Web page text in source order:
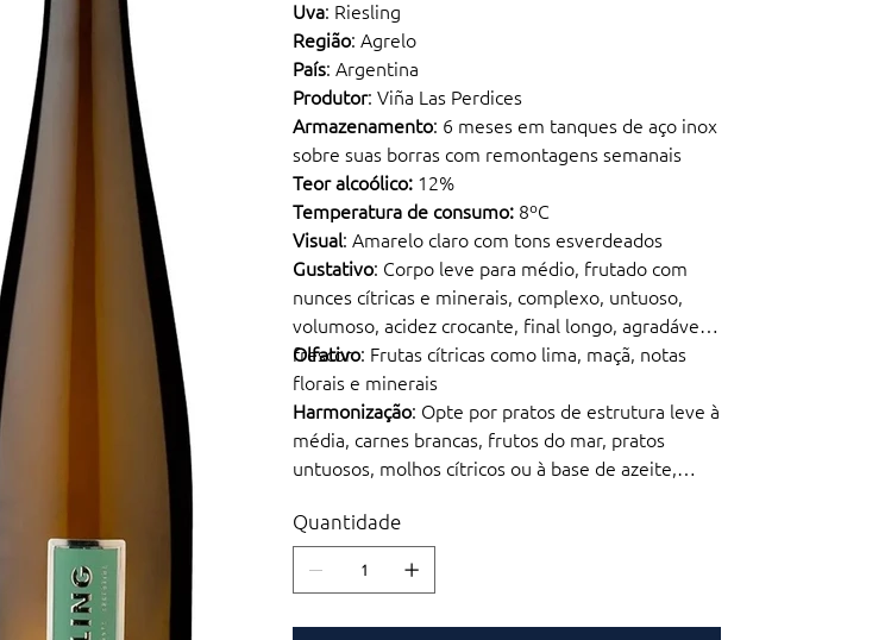
Uva: Riesling
Região: Agrelo
País: Argentina
Produtor: Viña Las Perdices
Armazenamento: 6 meses em tanques de aço inox
sobre suas borras com remontagens semanais
Teor alcoólico: 12%
Temperatura de consumo: 8ºC
Visual: Amarelo claro com tons esverdeados
Gustativo: Corpo leve para médio, frutado com
nunces cítricas e minerais, complexo, untuoso,
volumoso, acidez crocante, final longo, agradável
frescor
Olfativo: Frutas cítricas como lima, maçã, notas
florais e minerais
Harmonização: Opte por pratos de estrutura leve à
média, carnes brancas, frutos do mar, pratos
untuosos, molhos cítricos ou à base de azeite,
peixe com molho de alcaparras, coxinha de frango,
bacalhoada, torresmo de rolo, carpaccio de
Quantidade